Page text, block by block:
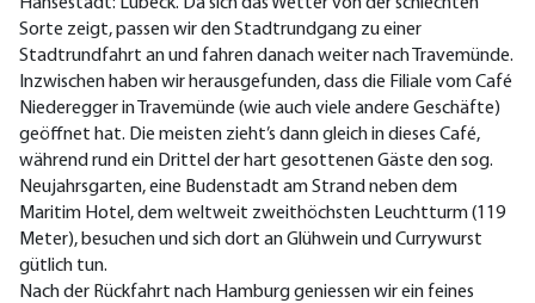
Sorte zeigt, passen wir den Stadtrundgang zu einer
Stadtrundfahrt an und fahren danach weiter nach Travemünde.
Inzwischen haben wir herausgefunden, dass die Filiale vom Café
Niederegger in Travemünde (wie auch viele andere Geschäfte)
geöffnet hat. Die meisten zieht’s dann gleich in dieses Café,
während rund ein Drittel der hart gesottenen Gäste den sog.
Neujahrsgarten, eine Budenstadt am Strand neben dem
Maritim Hotel, dem weltweit zweithöchsten Leuchtturm (119
Meter), besuchen und sich dort an Glühwein und Currywurst
gütlich tun.
Nach der Rückfahrt nach Hamburg geniessen wir ein feines